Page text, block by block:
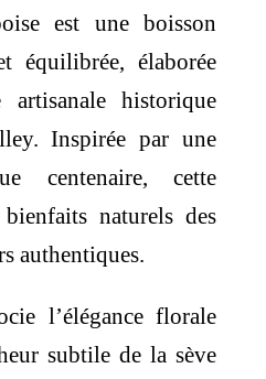
est une boisson
équilibrée, élaborée
historique
Inspirée par une
centenaire, cette
naturels des
authentiques.
l’élégance florale
subtile de la sève